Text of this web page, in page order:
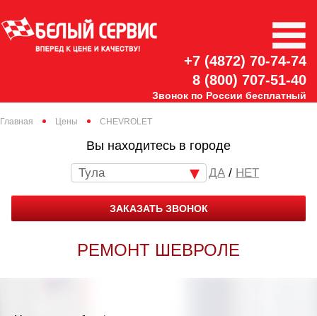
+7 (4872) 70-74-74
8 (800) 707-51-40
Звонок по России бесплатный
Главная Цены CHEVROLET
Вы находитесь в городе
Тула / НЕТ
ЗАКАЗАТЬ ЗВОНОК
РЕМОНТ ШЕВРОЛЕ